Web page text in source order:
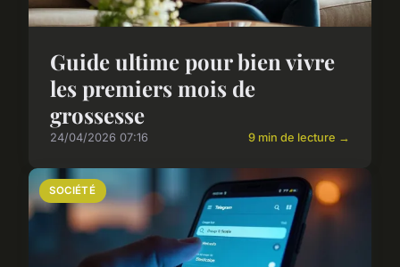
Guide ultime pour bien vivre
les premiers mois de
grossesse
24/04/2026 07:16 9 min de lecture →
SOCIÉTÉ